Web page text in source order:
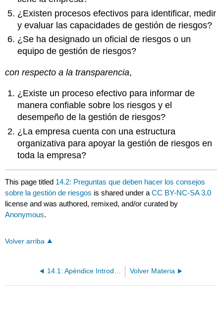
¿Existen procesos efectivos para identificar, medir
y evaluar las capacidades de gestión de riesgos?
¿Se ha designado un oficial de riesgos o un
equipo de gestión de riesgos?
con respecto a la transparencia,
¿Existe un proceso efectivo para informar de
manera confiable sobre los riesgos y el
desempeño de la gestión de riesgos?
¿La empresa cuenta con una estructura
organizativa para apoyar la gestión de riesgos en
toda la empresa?
This page titled 14.2: Preguntas que deben hacer los consejos
sobre la gestión de riesgos is shared under aCC BY-NC-SA 3.0
license and was authored, remixed, and/or curated by
Anonymous.
Volver arriba
14.1: Apéndice Introducción Volver Materia